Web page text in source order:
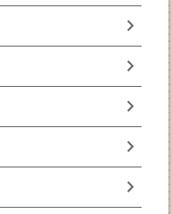
chevron_right
chevron_right
chevron_right
chevron_right
chevron_right